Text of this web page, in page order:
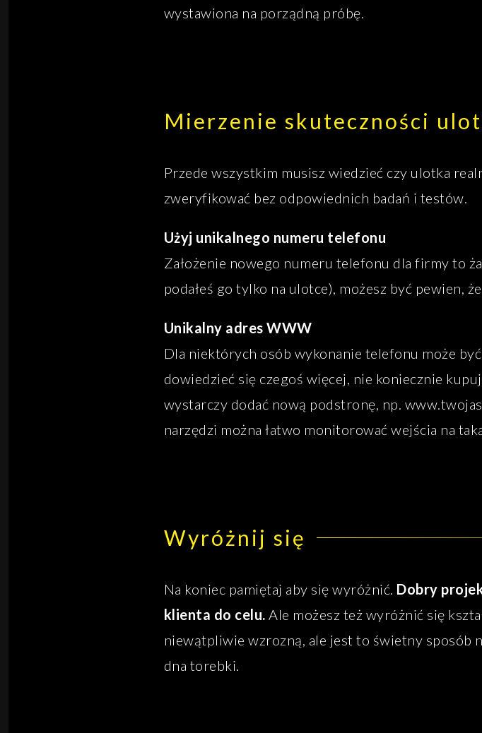
wystawiona na porządną próbę.
Mierzenie skuteczności
Przede wszystkim musisz wiedzieć czy ulotka
zweryfikować bez odpowiednich badań i testów.
Użyj unikalnego numeru telefonu
Założenie nowego numeru telefonu dla firmy to
podałeś go tylko na ulotce), możesz być pewien, że
Unikalny adres WWW
Dla niektórych osób wykonanie telefonu może
dowiedzieć się czegoś więcej, nie koniecznie
wystarczy dodać nową podstronę, np.
narzędzi można łatwo monitorować wejścia na
Wyróżnij się
Na koniec pamiętaj aby się wyróżnić. Dobry
klienta do celu. Ale możesz też wyróżnić się
niewątpliwie wzrozną, ale jest to świetny sposób
dna torebki.